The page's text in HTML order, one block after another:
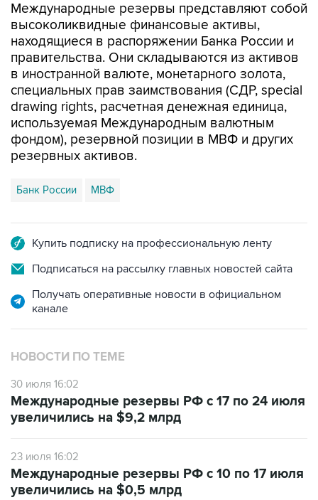
Международные резервы представляют собой
высоколиквидные финансовые активы,
находящиеся в распоряжении Банка России и
правительства. Они складываются из активов
в иностранной валюте, монетарного золота,
специальных прав заимствования (СДР, special
drawing rights, расчетная денежная единица,
используемая Международным валютным
фондом), резервной позиции в МВФ и других
резервных активов.
Банк России МВФ
Купить подписку на профессиональную ленту
Подписаться на рассылку главных новостей сайта
Получать оперативные новости в официальном
канале
НОВОСТИ ПО ТЕМЕ
30 июля 16:02
Международные резервы РФ с 17 по 24 июля
увеличились на $9,2 млрд
23 июля 16:02
Международные резервы РФ с 10 по 17 июля
увеличились на $0,5 млрд